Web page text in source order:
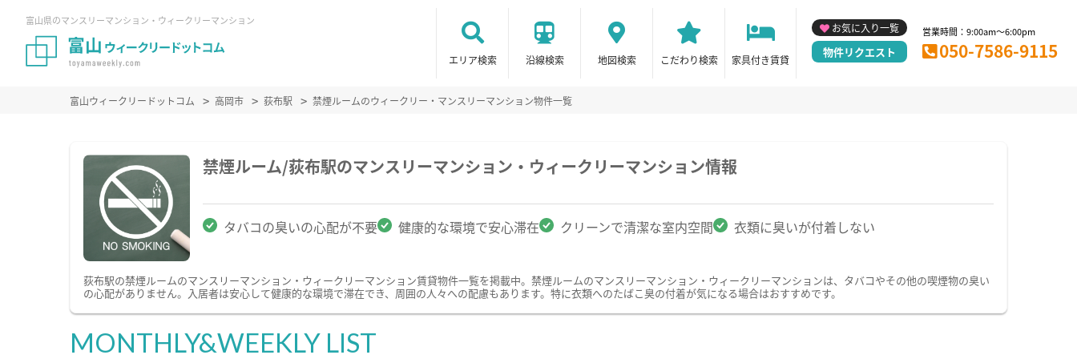
富山県のマンスリーマンション・ウィークリーマンション
エリア検索 沿線検索 地図検索 こだわり検索 家具付き賃貸
お気に入り一覧
物件リクエスト
営業時間：9:00am～6:00pm
050-7586-9115
富山ウィークリードットコム 高岡市 荻布駅 禁煙ルームのウィークリー・マンスリーマンション物件一覧
禁煙ルーム/荻布駅のマンスリーマンション・ウィークリーマンション情報
タバコの臭いの心配が不要 健康的な環境で安心滞在 クリーンで清潔な室内空間 衣類に臭いが付着しない
荻布駅の禁煙ルームのマンスリーマンション・ウィークリーマンション賃貸物件一覧を掲載中。禁煙ルームのマンスリーマンション・ウィークリーマンションは、タバコやその他の喫煙物の臭い
の心配がありません。入居者は安心して健康的な環境で滞在でき、周囲の人々への配慮もあります。特に衣類へのたばこ臭の付着が気になる場合はおすすめです。
MONTHLY&WEEKLY LIST